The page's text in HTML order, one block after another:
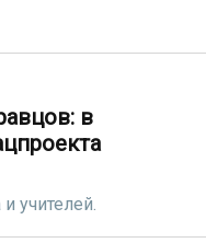
в
учителей.